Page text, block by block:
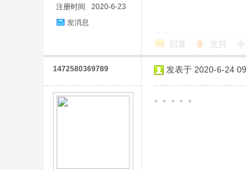
注册时间
2020-6-23
发消息
回复 支持
1472580369789 发表于 2020-6-24
。。。。。